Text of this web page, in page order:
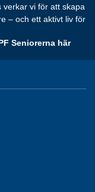
verkar vi för att skapa
– och ett aktivt liv för
Seniorerna här